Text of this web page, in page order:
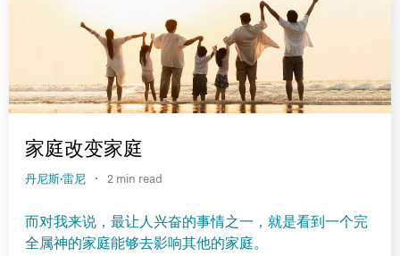
家庭改变家庭
丹尼斯·雷尼 · 2 min read
而对我来说，最让人兴奋的事情之一，就是看到一个完
全属神的家庭能够去影响其他的家庭。